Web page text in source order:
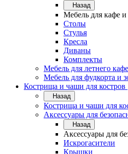
Назад
Мебель для кафе и
Столы
Стулья
Кресла
Диваны
Комплекты
Мебель для летнего кафе
Мебель для фудкорта и
Кострища и чаши для костров
Назад
Кострища и чаши для
Аксессуары для
Назад
Аксессуары для
Искрогасители
Крышки